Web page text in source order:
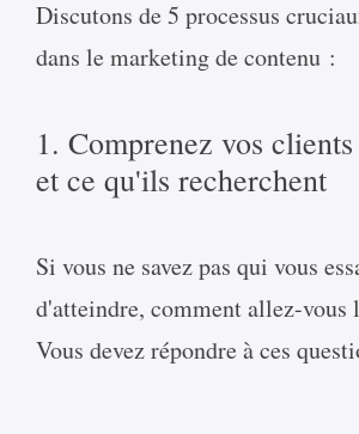
Discutons de 5 processus
dans le marketing de contenu :
1. Comprenez vos
et ce qu'ils recherchent
Si vous ne savez pas qui vous
d'atteindre, comment allez-vous
Vous devez répondre à ces